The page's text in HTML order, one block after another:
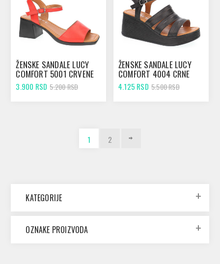
ŽENSKE SANDALE LUCY
COMFORT 5001 CRVENE
3.900 RSD 5.200 RSD
ŽENSKE SANDALE LUCY
COMFORT 4004 CRNE
4.125 RSD 5.500 RSD
1 2
KATEGORIJE
OZNAKE PROIZVODA